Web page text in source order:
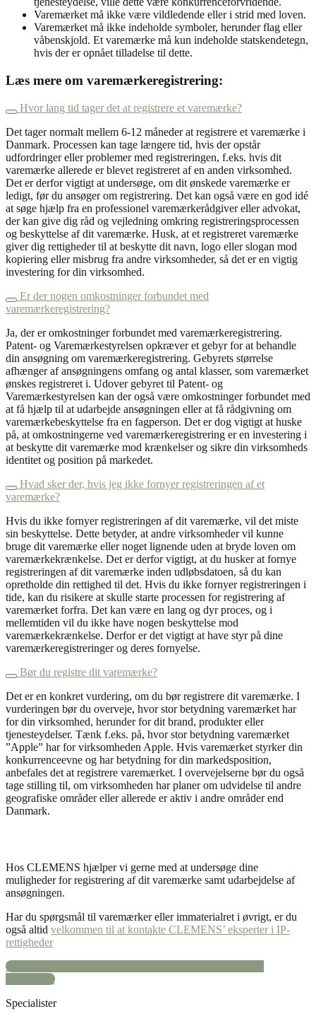
Varemærket må ikke være vildledende eller i strid med loven.
Varemærket må ikke indeholde symboler, herunder flag eller
våbenskjold. Et varemærke må kun indeholde statskendetegn,
hvis der er opnået tilladelse til dette.
Læs mere om varemærkeregistrering:
Hvor lang tid tager det at registrere et varemærke?
Det tager normalt mellem 6-12 måneder at registrere et varemærke i
Danmark. Processen kan tage længere tid, hvis der opstår
udfordringer eller problemer med registreringen, f.eks. hvis dit
varemærke allerede er blevet registreret af en anden virksomhed.
Det er derfor vigtigt at undersøge, om dit ønskede varemærke er
ledigt, før du ansøger om registrering. Det kan også være en god idé
at søge hjælp fra en professionel varemærkerådgiver eller advokat,
der kan give dig råd og vejledning omkring registreringsprocessen
og beskyttelse af dit varemærke. Husk, at et registreret varemærke
giver dig rettigheder til at beskytte dit navn, logo eller slogan mod
kopiering eller misbrug fra andre virksomheder, så det er en vigtig
investering for din virksomhed.
Er der nogen omkostninger forbundet med
varemærkeregistrering?
Ja, der er omkostninger forbundet med varemærkeregistrering.
Patent- og Varemærkestyrelsen opkræver et gebyr for at behandle
din ansøgning om varemærkeregistrering. Gebyrets størrelse
afhænger af ansøgningens omfang og antal klasser, som varemærket
ønskes registreret i. Udover gebyret til Patent- og
Varemærkestyrelsen kan der også være omkostninger forbundet med
at få hjælp til at udarbejde ansøgningen eller at få rådgivning om
varemærkebeskyttelse fra en fagperson. Det er dog vigtigt at huske
på, at omkostningerne ved varemærkeregistrering er en investering i
at beskytte dit varemærke mod krænkelser og sikre din virksomheds
identitet og position på markedet.
Hvad sker der, hvis jeg ikke fornyer registreringen af et
varemærke?
Hvis du ikke fornyer registreringen af dit varemærke, vil det miste
sin beskyttelse. Dette betyder, at andre virksomheder vil kunne
bruge dit varemærke eller noget lignende uden at bryde loven om
varemærkekrænkelse. Det er derfor vigtigt, at du husker at fornye
registreringen af dit varemærke inden udløbsdatoen, så du kan
opretholde din rettighed til det. Hvis du ikke fornyer registreringen i
tide, kan du risikere at skulle starte processen for registrering af
varemærket forfra. Det kan være en lang og dyr proces, og i
mellemtiden vil du ikke have nogen beskyttelse mod
varemærkekrænkelse. Derfor er det vigtigt at have styr på dine
varemærkeregistreringer og deres fornyelse.
Bør du registre dit varemærke?
Det er en konkret vurdering, om du bør registrere dit varemærke. I
vurderingen bør du overveje, hvor stor betydning varemærket har
for din virksomhed, herunder for dit brand, produkter eller
tjenesteydelser. Tænk f.eks. på, hvor stor betydning varemærket
”Apple” har for virksomheden Apple. Hvis varemærket styrker din
konkurrenceevne og har betydning for din markedsposition,
anbefales det at registrere varemærket. I overvejelserne bør du også
tage stilling til, om virksomheden har planer om udvidelse til andre
geografiske områder eller allerede er aktiv i andre områder end
Danmark.
Hos CLEMENS hjælper vi gerne med at undersøge dine
muligheder for registrering af dit varemærke samt udarbejdelse af
ansøgningen.
Har du spørgsmål til varemærker eller immaterialret i øvrigt, er du
også altid velkommen til at kontakte CLEMENS’ eksperter i IP-
rettigheder
Kontakt os for et uforpligtende møde om beskyttelse af dit
varemærke
Specialister